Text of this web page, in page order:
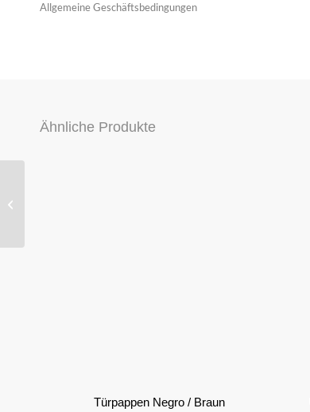
Allgemeine Geschäftsbedingungen
Ähnliche Produkte
Türpappen Negro / Braun